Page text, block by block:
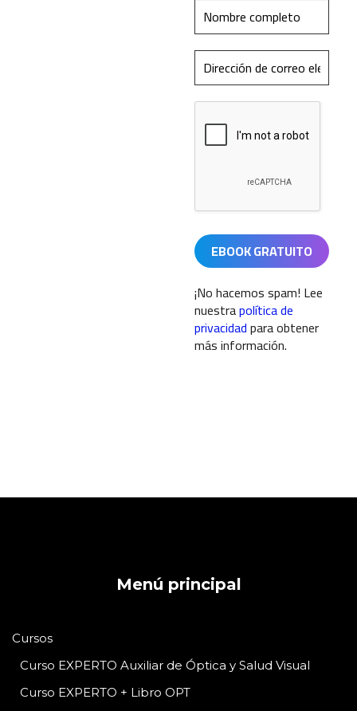
¡No hacemos spam! Lee
nuestrapolítica de
privacidadpara obtener
más información.
Menú principal
Cursos
Curso EXPERTO Auxiliar de Óptica y Salud Visual
Curso EXPERTO + Libro OPT